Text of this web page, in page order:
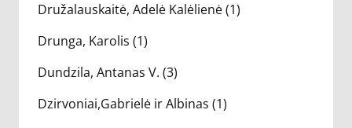
Družalauskaitė, Adelė Kalėlienė (1)
Drunga, Karolis (1)
Dundzila, Antanas V. (3)
Dzirvoniai,Gabrielė ir Albinas (1)